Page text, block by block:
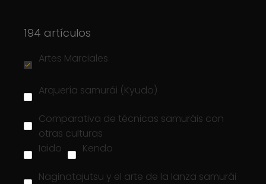
194 artículos
Artes Marciales
Arquería samurái (Kyudo)
Comparativa de técnicas samuráis con
otras culturas
Iaido
Kendo
Naginatajutsu y el arte de la lanza samurái